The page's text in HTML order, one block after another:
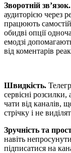
Зворотній зв’язок.
аудиторією через
працюють
обидві опції
емодзі
від коментарів
Швидкість.
сервісні
чати від каналів,
стрічку і не
Зручність та
навіть
підписатися на